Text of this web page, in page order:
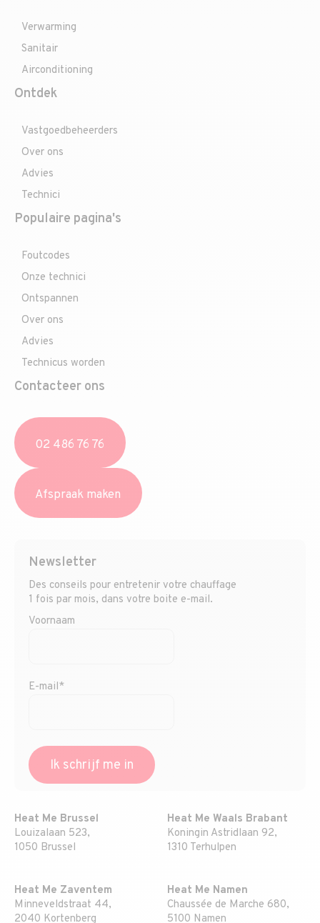
Verwarming
Sanitair
Airconditioning
Ontdek
Vastgoedbeheerders
Over ons
Advies
Technici
Populaire pagina's
Foutcodes
Onze technici
Ontspannen
Over ons
Advies
Technicus worden
Contacteer ons
02 486 76 76
Afspraak maken
Newsletter
Des conseils pour entretenir votre chauffage
1 fois par mois, dans votre boite e-mail.
Voornaam
E-mail*
Heat Me Brussel
Louizalaan 523,
1050 Brussel
Heat Me Waals Brabant
Koningin Astridlaan 92,
1310 Terhulpen
Heat Me Zaventem
Minneveldstraat 44,
2040 Kortenberg
Heat Me Namen
Chaussée de Marche 680,
5100 Namen